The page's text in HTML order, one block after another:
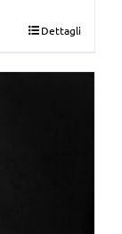
Dettagli